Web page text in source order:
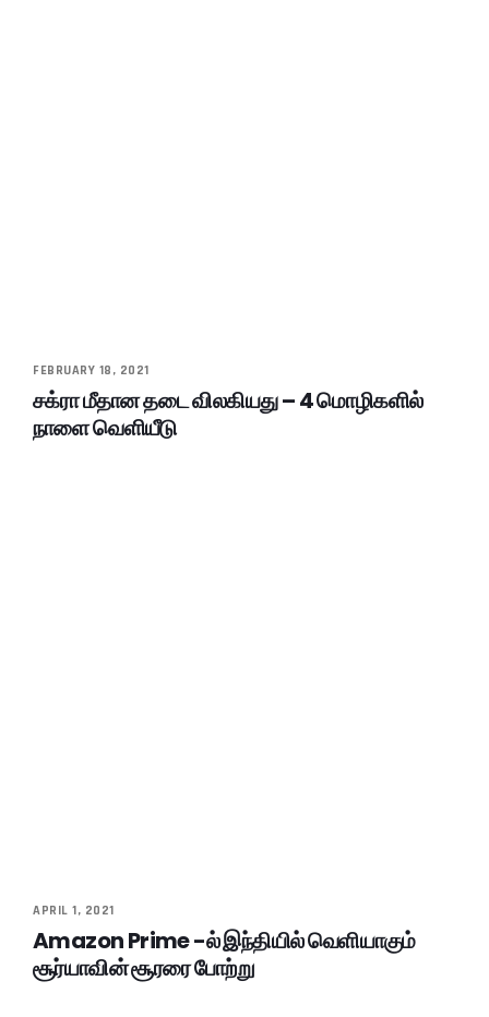
FEBRUARY 18, 2021
சக்ரா மீதான தடை விலகியது – 4 மொழிகளில்
நாளை வெளியீடு
APRIL 1, 2021
Amazon Prime -ல் இந்தியில் வெளியாகும்
சூர்யாவின் சூரரை போற்று